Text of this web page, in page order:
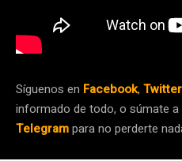
Síguenos en Facebook, Twitter
informado de todo, o súmate a
Telegrampara no perderte